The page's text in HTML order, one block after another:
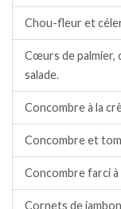
Chou-fleur et
Cœurs de palmier,
salade.
Concombre à la
Concombre et
Concombre farci à
Cornets de